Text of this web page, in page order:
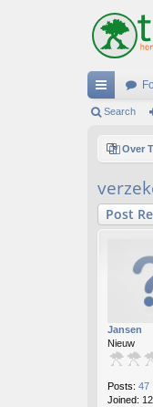
ui
ks
Search
Over
Post
Jansen
Nieuw
Posts: 47
Joined: